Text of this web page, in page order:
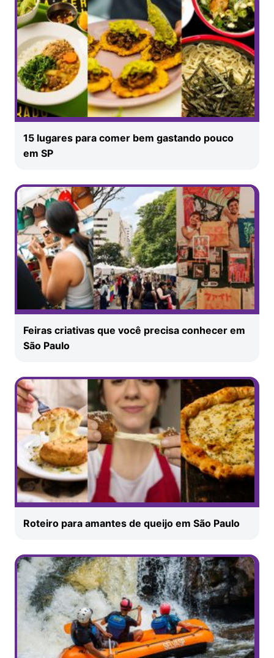
15 lugares para comer bem gastando pouco
em SP
Feiras criativas que você precisa conhecer em
São Paulo
Roteiro para amantes de queijo em São Paulo